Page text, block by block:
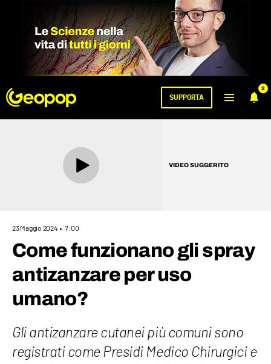
2
SUPPORTA
VIDEO SUGGERITO
23 Maggio 2024 7:00
Come funzionano gli spray
antizanzare per uso
umano?
Gli antizanzare cutanei più comuni sono
registrati come Presidi Medico Chirurgici e